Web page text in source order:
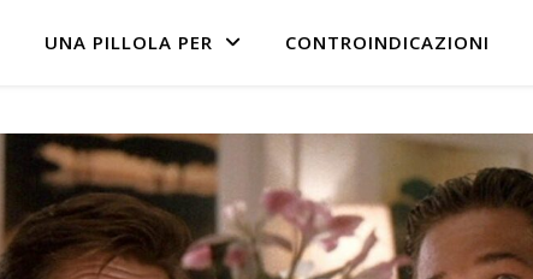
UNA PILLOLA PER CONTROINDICAZIONI